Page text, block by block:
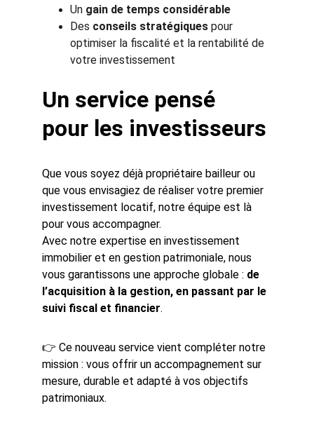
Un gain de temps considérable
Des conseils stratégiques pour
optimiser la fiscalité et la rentabilité de
votre investissement
Un service pensé
pour les investisseurs
Que vous soyez déjà propriétaire bailleur ou
que vous envisagiez de réaliser votre premier
investissement locatif, notre équipe est là
pour vous accompagner.
Avec notre expertise en investissement
immobilier et en gestion patrimoniale, nous
vous garantissons une approche globale : de
l’acquisition à la gestion, en passant par le
suivi fiscal et financier.
👉 Ce nouveau service vient compléter notre
mission : vous offrir un accompagnement sur
mesure, durable et adapté à vos objectifs
patrimoniaux.